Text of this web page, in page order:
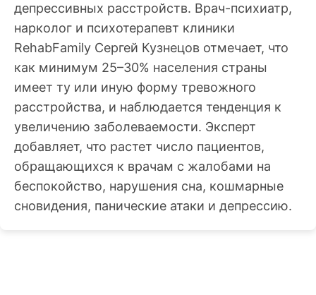
депрессивных расстройств. Врач-психиатр,
нарколог и психотерапевт клиники
RehabFamily Сергей Кузнецов отмечает, что
как минимум 25–30% населения страны
имеет ту или иную форму тревожного
расстройства, и наблюдается тенденция к
увеличению заболеваемости. Эксперт
добавляет, что растет число пациентов,
обращающихся к врачам с жалобами на
беспокойство, нарушения сна, кошмарные
сновидения, панические атаки и депрессию.